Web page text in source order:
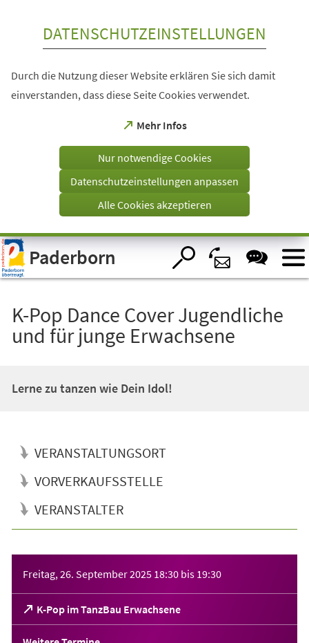
Visuelle
Assistenzsoftware
öffnen.
DATENSCHUTZEINSTELLUNGEN
Durch die Nutzung dieser Website erklären Sie sich damit
einverstanden, dass diese Seite Cookies verwendet.
Mehr Infos
(Öffnet
einem
Tab)
Nur notwendige Cookies
Datenschutzeinstellungen anpassen
Alle Cookies akzeptieren
Paderborn
K-Pop Dance Cover Jugendliche
und für junge Erwachsene
Lerne zu tanzen wie Dein Idol!
VERANSTALTUNGSORT
VORVERKAUFSSTELLE
VERANSTALTER
Freitag, 26. September 2025 18:30 bis 19:30
K-Pop im TanzBau Erwachsene
(Öffnet
in
einem